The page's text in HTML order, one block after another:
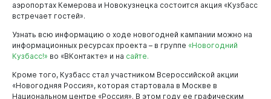
аэропортах Кемерова и Новокузнецка состоится акция «Кузбасс
встречает гостей».
Узнать всю информацию о ходе новогодней кампании можно на
информационных ресурсах проекта – в группе «Новогодний
Кузбасс!» во «ВКонтакте» и на сайте.
Кроме того, Кузбасс стал участником Всероссийской акции
«Новогодняя Россия», которая стартовала в Москве в
Национальном центре «Россия». В этом году ее графическим